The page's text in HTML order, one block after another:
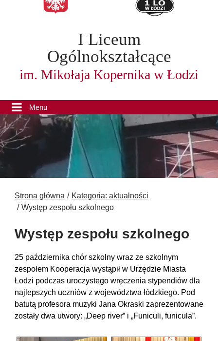
I Liceum
Ogólnokształcące
im. Mikołaja Kopernika w Łodzi
Menu
Strona główna
Kategoria: aktualności
Występ zespołu szkolnego
Występ zespołu szkolnego
25 października chór szkolny wraz ze szkolnym
zespołem Kooperacja wystąpił w Urzędzie Miasta
Łodzi podczas uroczystego wręczenia stypendiów dla
najlepszych uczniów z województwa łódzkiego. Pod
batutą profesora muzyki Jana Okraski zaprezentowane
zostały dwa utwory: „Deep river” i „Funiculi, funicula”.